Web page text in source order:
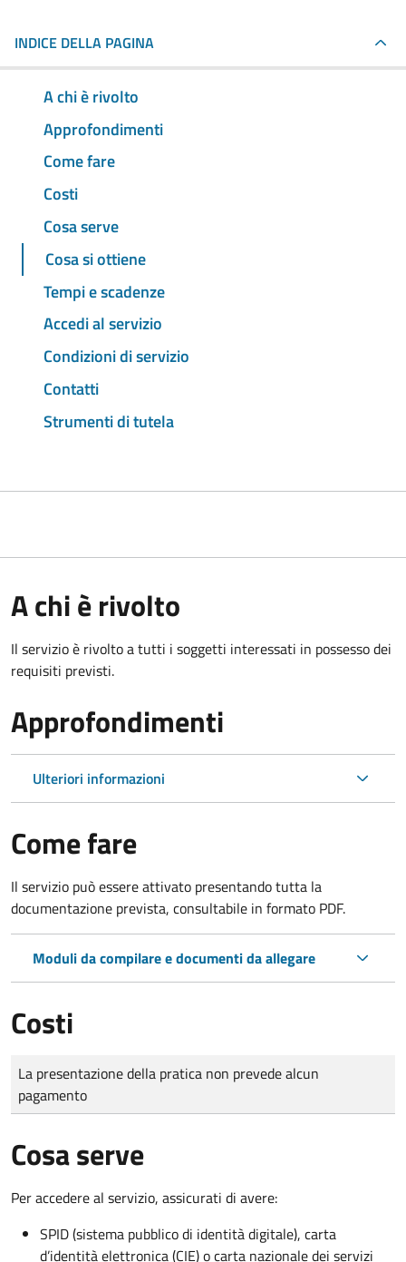
INDICE DELLA PAGINA
A chi è rivolto
Approfondimenti
Come fare
Costi
Cosa serve
Cosa si ottiene
Tempi e scadenze
Accedi al servizio
Condizioni di servizio
Contatti
Strumenti di tutela
A chi è rivolto
Il servizio è rivolto a tutti i soggetti interessati in possesso dei
requisiti previsti.
Approfondimenti
Ulteriori informazioni
Come fare
Il servizio può essere attivato presentando tutta la
documentazione prevista, consultabile in formato PDF.
Moduli da compilare e documenti da allegare
Costi
Tipo di pagamento
Importo
La presentazione della pratica non prevede alcun
pagamento
Cosa serve
Per accedere al servizio, assicurati di avere:
SPID (sistema pubblico di identità digitale), carta
d’identità elettronica (CIE) o carta nazionale dei servizi